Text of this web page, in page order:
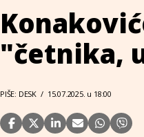
"četnika,
PIŠE: DESK / 15.07.2025. u 18:00